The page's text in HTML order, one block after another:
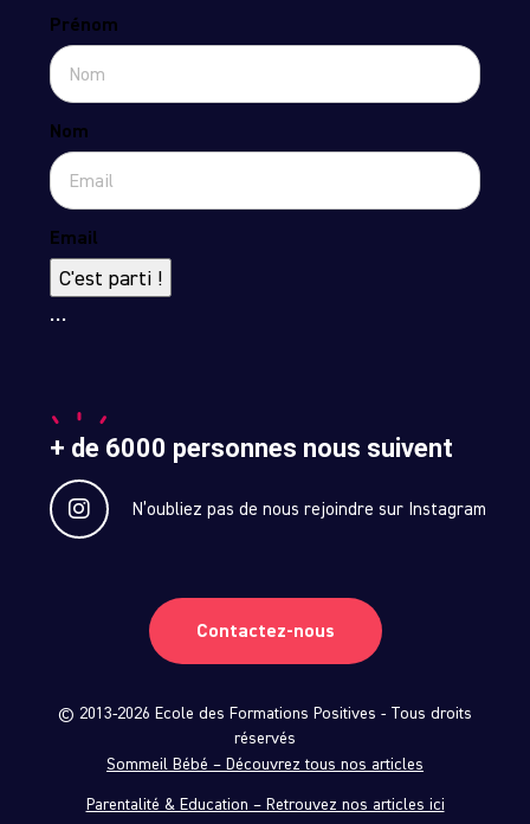
Prénom
Nom
Email
C'est parti !
…
+ de 6000 personnes nous suivent
N’oubliez pas de nous rejoindre sur Instagram
Contactez-nous
© 2013-2026 Ecole des Formations Positives - Tous droits
réservés
Sommeil Bébé – Découvrez tous nos articles
Parentalité & Education – Retrouvez nos articles ici